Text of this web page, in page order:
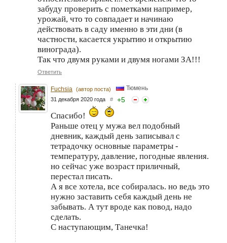
забуду проверить с пометками например,
урожай, что то совпадает и начинаю
действовать в саду именно в эти дни (в
частности, касается укрытию и открытию
винограда).
Так что двумя руками и двумя ногами ЗА!!!
Ответить
Fuchsia (автор поста) Тюмень
31 декабря 2020 года # +5
Спасибо!
Раньше отец у мужа вел подобный
дневник, каждый день записывал с
тетрадочку основные параметры -
температуру, давление, погодные явления.
но сейчас уже возраст приличный,
перестал писать.
А я все хотела, все собиралась. но ведь это
нужно заставить себя каждый день не
забывать. А тут вроде как повод, надо
сделать.
С наступающим, Танечка!